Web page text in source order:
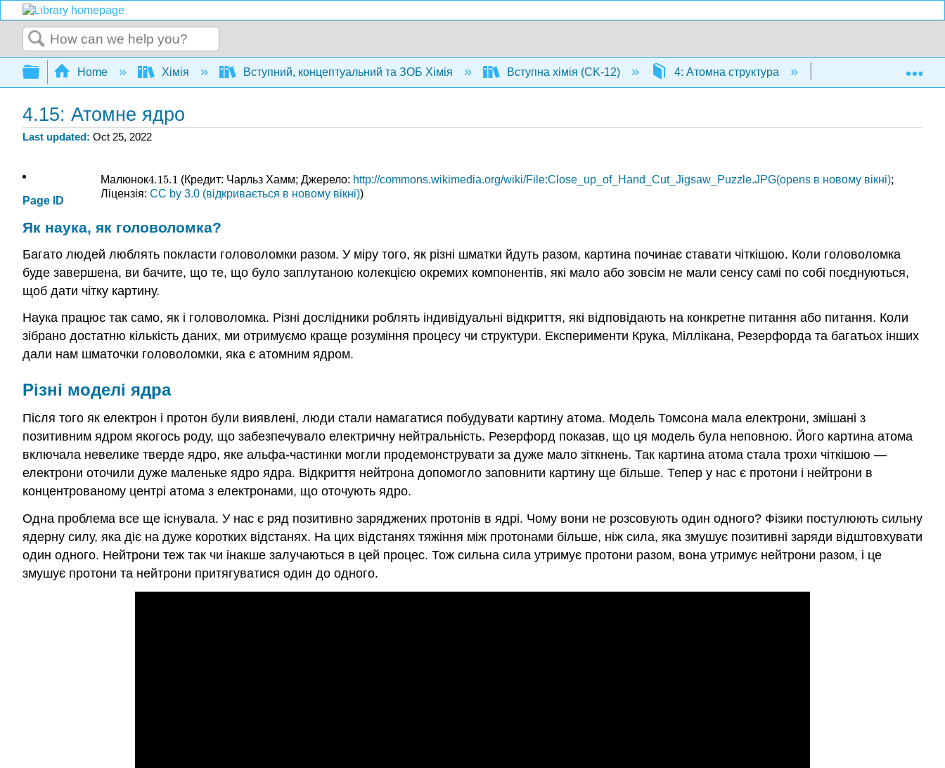
Search
Expand/collapse global hierarchy
Home Хімія Вступний, концептуальний та ЗОБ Хімія Вступна хімія (CK-12) 4: Атомна структура 4.15: Атомне ядро
4.15: Атомне ядро
Last updated Oct 25, 2022
Page ID
Малюнок4.15.1
4.15.1 (Кредит: Чарльз Хамм; Джерело: http://commons.wikimedia.org/wiki/File:Close_up_of_Hand_Cut_Jigsaw_Puzzle.JPG(opens в новому вікні);
Ліцензія:CC by 3.0 (відкривається в новому вікні))
Як наука, як головоломка?
Багато людей люблять покласти головоломки разом. У міру того, як різні шматки йдуть разом, картина починає ставати чіткішою. Коли головоломка
буде завершена, ви бачите, що те, що було заплутаною колекцією окремих компонентів, які мало або зовсім не мали сенсу самі по собі поєднуються,
щоб дати чітку картину.
Наука працює так само, як і головоломка. Різні дослідники роблять індивідуальні відкриття, які відповідають на конкретне питання або питання. Коли
зібрано достатню кількість даних, ми отримуємо краще розуміння процесу чи структури. Експерименти Крука, Міллікана, Резерфорда та багатьох інших
дали нам шматочки головоломки, яка є атомним ядром.
Різні моделі ядра
Після того як електрон і протон були виявлені, люди стали намагатися побудувати картину атома. Модель Томсона мала електрони, змішані з
позитивним ядром якогось роду, що забезпечувало електричну нейтральність. Резерфорд показав, що ця модель була неповною. Його картина атома
включала невелике тверде ядро, яке альфа-частинки могли продемонструвати за дуже мало зіткнень. Так картина атома стала трохи чіткішою —
електрони оточили дуже маленьке ядро ядра. Відкриття нейтрона допомогло заповнити картину ще більше. Тепер у нас є протони і нейтрони в
концентрованому центрі атома з електронами, що оточують ядро.
Одна проблема все ще існувала. У нас є ряд позитивно заряджених протонів в ядрі. Чому вони не розсовують один одного? Фізики постулюють сильну
ядерну силу, яка діє на дуже коротких відстанях. На цих відстанях тяжіння між протонами більше, ніж сила, яка змушує позитивні заряди відштовхувати
один одного. Нейтрони теж так чи інакше залучаються в цей процес. Тож сильна сила утримує протони разом, вона утримує нейтрони разом, і це
змушує протони та нейтрони притягуватися один до одного.